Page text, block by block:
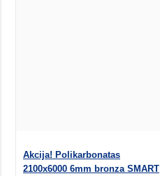
Akcija! Polikarbonatas
2100x6000 6mm bronza SMART